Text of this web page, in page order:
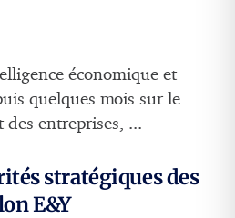
économique et
quelques mois sur le
des entreprises, ...
stratégiques des
E&Y